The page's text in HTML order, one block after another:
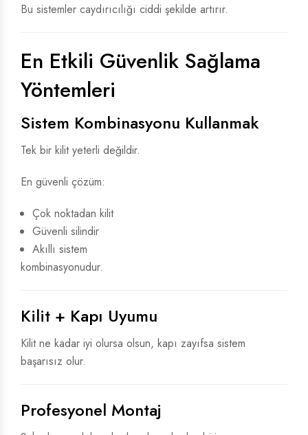
Bu sistemler caydırıcılığı ciddi şekilde artırır.
En Etkili Güvenlik Sağlama
Yöntemleri
Sistem Kombinasyonu Kullanmak
Tek bir kilit yeterli değildir.
En güvenli çözüm:
Çok noktadan kilit
Güvenli silindir
Akıllı sistem
kombinasyonudur.
Kilit + Kapı Uyumu
Kilit ne kadar iyi olursa olsun, kapı zayıfsa sistem
başarısız olur.
Profesyonel Montaj